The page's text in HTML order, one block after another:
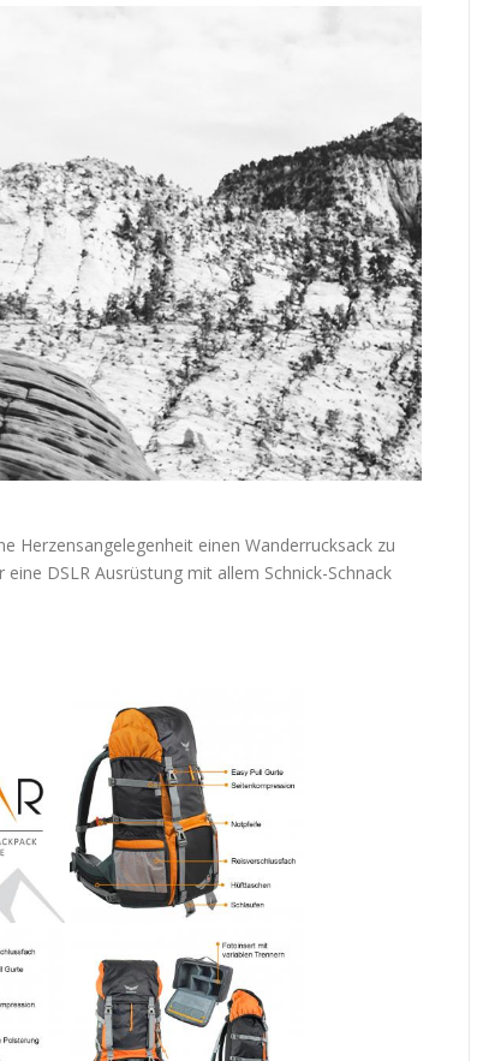
Herzensangelegenheit einen Wanderrucksack zu
DSLR Ausrüstung mit allem Schnick-Schnack